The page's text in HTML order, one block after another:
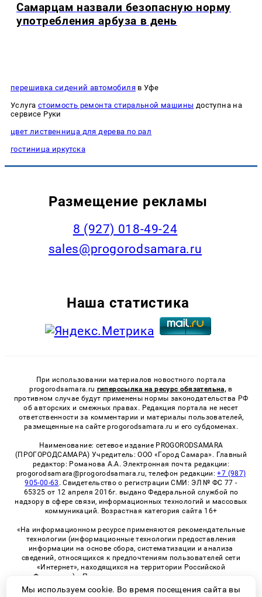
Самарцам назвали безопасную норму
употребления арбуза в день
перешивка сидений автомобиляв Уфе
Услуга стоимость ремонта стиральной машины доступна на
сервисе Руки
цвет лиственница для дерева по рал
гостиница иркутска
Размещение рекламы
8 (927) 018-49-24
sales@progorodsamara.ru
Наша статистика
При использовании материалов новостного портала
progorodsamara.ru гиперссылка на ресурс обязательна, в
противном случае будут применены нормы законодательства РФ
об авторских и смежных правах. Редакция портала не несет
ответственности за комментарии и материалы пользователей,
размещенные на сайте progorodsamara.ru и его субдоменах.
Наименование: сетевое издание PROGORODSAMARA
(ПРОГОРОДСАМАРА) Учредитель: ООО «Город Самара». Главный
редактор: Романова А.А. Электронная почта редакции:
progorodsamara@progorodsamara.ru, телефон редакции:+7 (987)
905-00-63 . Свидетельство о регистрации СМИ: ЭЛ № ФС 77 -
65325 от 12 апреля 2016г. выдано Федеральной службой по
надзору в сфере связи, информационных технологий и массовых
коммуникаций. Возрастная категория сайта 16+
«На информационном ресурсе применяются рекомендательные
технологии (информационные технологии предоставления
информации на основе сбора, систематизации и анализа
сведений, относящихся к предпочтениям пользователей сети
«Интернет», находящихся на территории Российской
Федерации)». Правила применения рекомендательных
технологий в виджетах рекламно-обменной сети
«СМИ2» (PDF)
Мы используем cookie. Во время посещения сайта вы